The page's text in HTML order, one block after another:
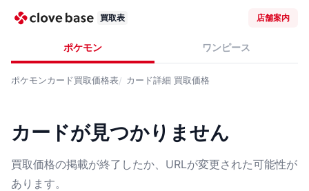
買取表 店舗案内
ポケモン ワンピース
ポケモンカード買取価格表 カード詳細 買取価格
カードが見つかりません
買取価格の掲載が終了したか、URLが変更された可能性が
あります。